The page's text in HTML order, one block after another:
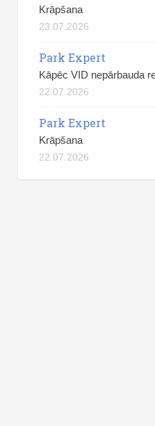
Krāpšana
23.07.2026
Park Expert
Kāpēc VID nepārbauda
22.07.2026
Park Expert
Krāpšana
22.07.2026